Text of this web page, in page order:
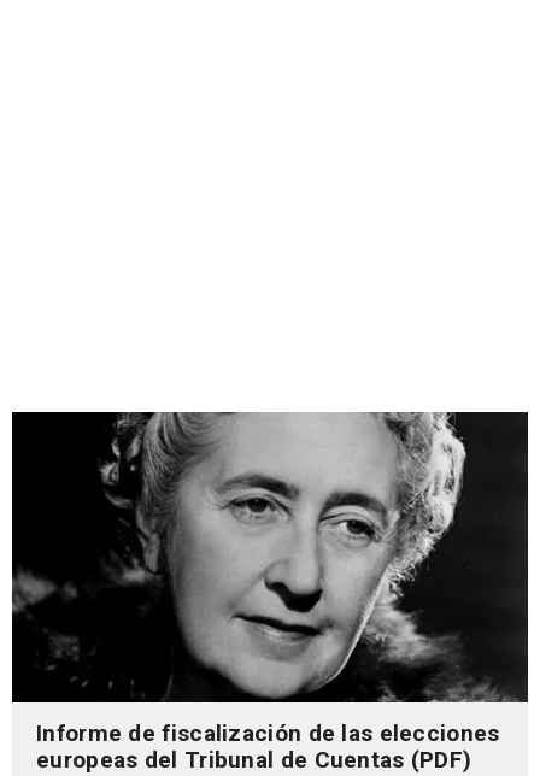
Informe de fiscalización de las elecciones
europeas del Tribunal de Cuentas (PDF)